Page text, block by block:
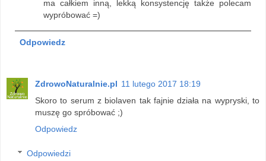
ma całkiem inną, lekką konsystencję także polecam
wypróbować =)
Odpowiedz
ZdrowoNaturalnie.pl 11 lutego 2017 18:19
Skoro to serum z biolaven tak fajnie działa na wypryski, to
muszę go spróbować ;)
Odpowiedz
Odpowiedzi